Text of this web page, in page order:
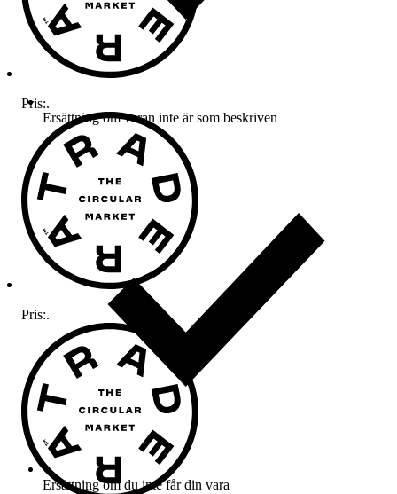
Ersättning om varan inte är som beskriven
Ersättning om du inte får din vara
Pris:.
Pris:.